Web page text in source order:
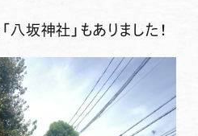
坂神社」もありました！